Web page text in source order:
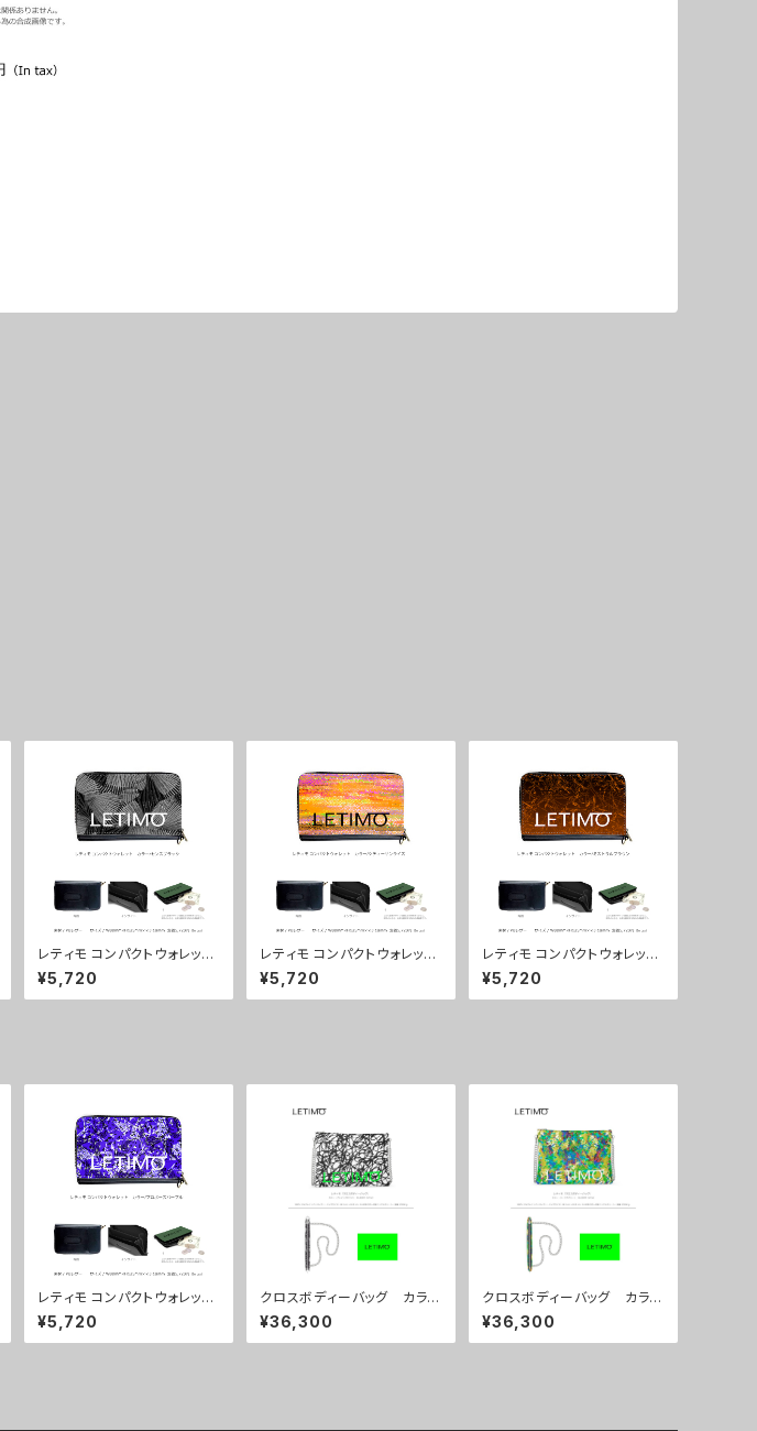
レティモ コンパクトウォレッ
ト カラー/センスブラック
■配送まで3週間
¥5,720
レティモ コンパクトウォレッ
ト カラー/シティーサンライ
ズ ■配送まで3週間
¥5,720
レティモ コンパクトウォレッ
ト カラー/ミストラルブラウ
ン ■配送まで3週間
¥5,720
レティモ コンパクトウォレッ
ト カラー/プロポーズパープ
ル ■配送まで3週間
¥5,720
クロスボディーバッグ カラ
ー/ブレインズホワイト ■配
送まで約１か月
¥36,300
クロスボディーバッグ カラ
ー/リーフスグリーン ■配送
まで約１か月
¥36,300